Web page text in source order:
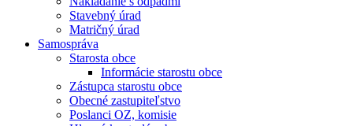
Stavebný úrad
Matričný úrad
Samospráva
Starosta obce
Informácie starostu obce
Zástupca starostu obce
Obecné zastupiteľstvo
Poslanci OZ, komisie